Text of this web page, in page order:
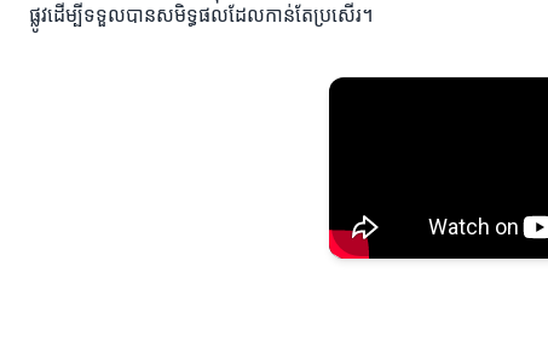
ផ្លូវដើម្បីទទួលបានសមិទ្ធផលដែលកាន់តែប្រសើរ។